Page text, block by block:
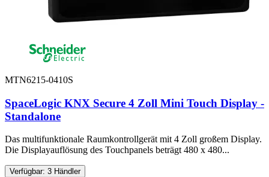
MTN6215-0410S
SpaceLogic KNX Secure 4 Zoll Mini Touch Display -
Standalone
Das multifunktionale Raumkontrollgerät mit 4 Zoll großem Display.
Die Displayauflösung des Touchpanels beträgt 480 x 480...
Verfügbar: 3 Händler